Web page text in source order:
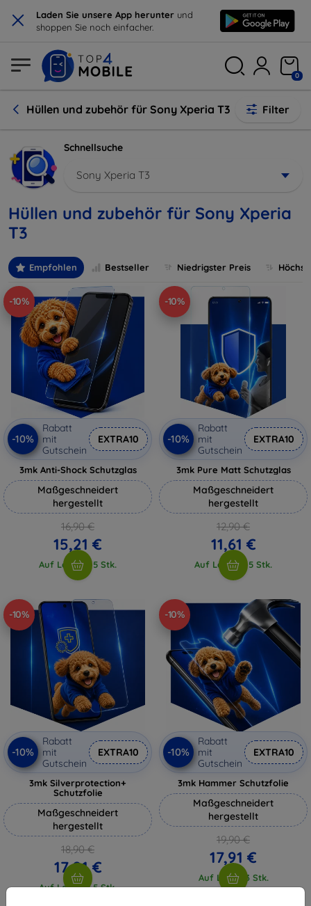
× Laden Sie unsere App herunter und
shoppen Sie noch einfacher.
0
Hüllen und zubehör für Sony Xperia T3 Filter
Schnellsuche
Sony Xperia T3
Hüllen und zubehör für Sony Xperia
T3
Empfohlen Bestseller Niedrigster Preis
-10%
-10%
Rabatt
mit
Gutschein
EXTRA10
3mk Anti-Shock Schutzglas
Maßgeschneidert
hergestellt
16,90 €
15,21 €
Auf Lager > 5 Stk.
-10%
-10%
Rabatt
mit
Gutschein
EXTRA10
3mk Pure Matt Schutzglas
Maßgeschneidert
hergestellt
12,90 €
11,61 €
Auf Lager > 5 Stk.
-10%
-10%
Rabatt
mit
Gutschein
EXTRA10
3mk Silverprotection+
Schutzfolie
Maßgeschneidert
hergestellt
18,90 €
17,01 €
Auf Lager > 5 Stk.
-10%
-10%
Rabatt
mit
Gutschein
EXTRA10
3mk Hammer Schutzfolie
Maßgeschneidert
hergestellt
19,90 €
17,91 €
Auf Lager 3 Stk.